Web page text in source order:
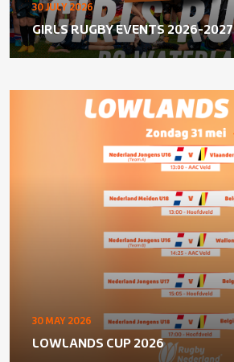
30 JULY 2026
GIRLS RUGBY EVENTS 2026-2027
30 MAY 2026
LOWLANDS CUP 2026